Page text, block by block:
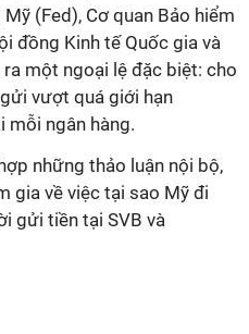
(Fed), Cơ quan Bảo hiểm
đồng Kinh tế Quốc gia và
một ngoại lệ đặc biệt: cho
vượt quá giới hạn
mỗi ngân hàng.
những thảo luận nội bộ,
gia về việc tại sao Mỹ đi
gửi tiền tại SVB và